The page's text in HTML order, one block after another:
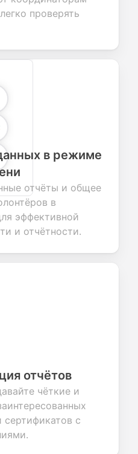
проверять
в режиме
отчёты и общее
в
эффективной
и отчётности.
отчётов
чёткие и
сертификатов с